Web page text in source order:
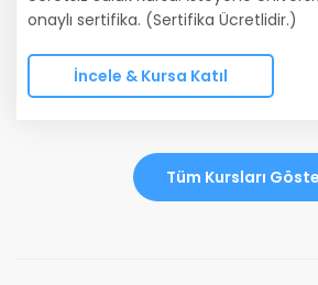
onaylı sertifika. (Sertifika Ücretlidir.)
İncele & Kursa Katıl
Tüm Kursları